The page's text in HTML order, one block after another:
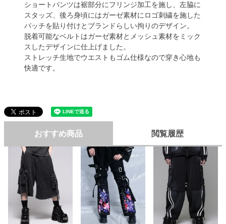
ショートパンツは裾部分にフリンジ加工を施し、左脇に
スタッズ、後ろ身頃にはガーゼ素材にロゴ刺繍を施した
パッチを貼り付けとブランドらしい拘りのデザイン。
脱着可能なベルトはガーゼ素材とメッシュ素材をミック
スしたデザインに仕上げました。
ストレッチ生地でウエストもゴム仕様なので穿き心地も
快適です。
おすすめ商品 閲覧履歴